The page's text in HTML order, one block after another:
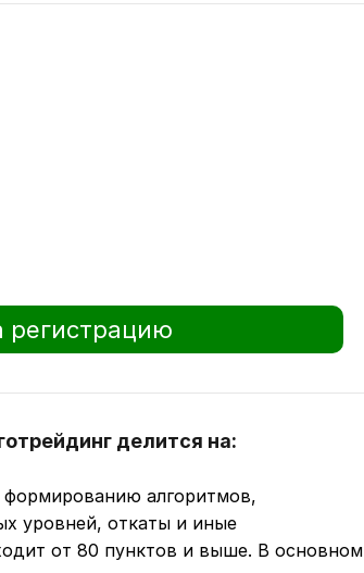
регистрацию
делится на:
алгоритмов,
уровней, откаты и иные
от 80 пунктов и выше. В основном